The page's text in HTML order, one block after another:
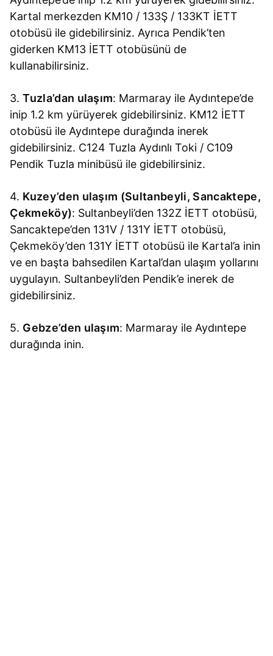
Kartal merkezden KM10 / 133Ş / 133KT İETT
otobüsü ile gidebilirsiniz. Ayrıca Pendik’ten
giderken KM13 İETT otobüsünü de
kullanabilirsiniz.
3.Tuzla’dan ulaşım: Marmaray ile Aydıntepe’de
inip 1.2 km yürüyerek gidebilirsiniz. KM12 İETT
otobüsü ile Aydıntepe durağında inerek
gidebilirsiniz. C124 Tuzla Aydınlı Toki / C109
Pendik Tuzla minibüsü ile gidebilirsiniz.
4. Kuzey’den ulaşım (Sultanbeyli, Sancaktepe,
Çekmeköy): Sultanbeyli’den 132Z İETT otobüsü,
Sancaktepe’den 131V / 131Y İETT otobüsü,
Çekmeköy’den 131Y İETT otobüsü ile Kartal’a inin
ve en başta bahsedilen Kartal’dan ulaşım yollarını
uygulayın. Sultanbeyli’den Pendik’e inerek de
gidebilirsiniz.
5. Gebze’den ulaşım: Marmaray ile Aydıntepe
durağında inin.